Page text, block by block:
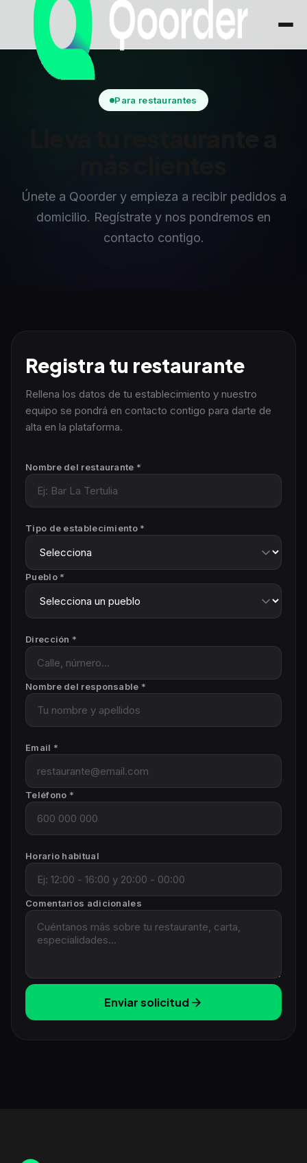
Para restaurantes
Únete a Qoorder y empieza a recibir pedidos a
domicilio. Regístrate y nos pondremos en
contacto contigo.
Registra tu restaurante
Rellena los datos de tu establecimiento y nuestro
equipo se pondrá en contacto contigo para darte de
alta en la plataforma.
Nombre del restaurante *
Tipo de establecimiento *
Pueblo *
Dirección *
Nombre del responsable *
Email *
Teléfono *
Horario habitual
Comentarios adicionales
Enviar solicitud